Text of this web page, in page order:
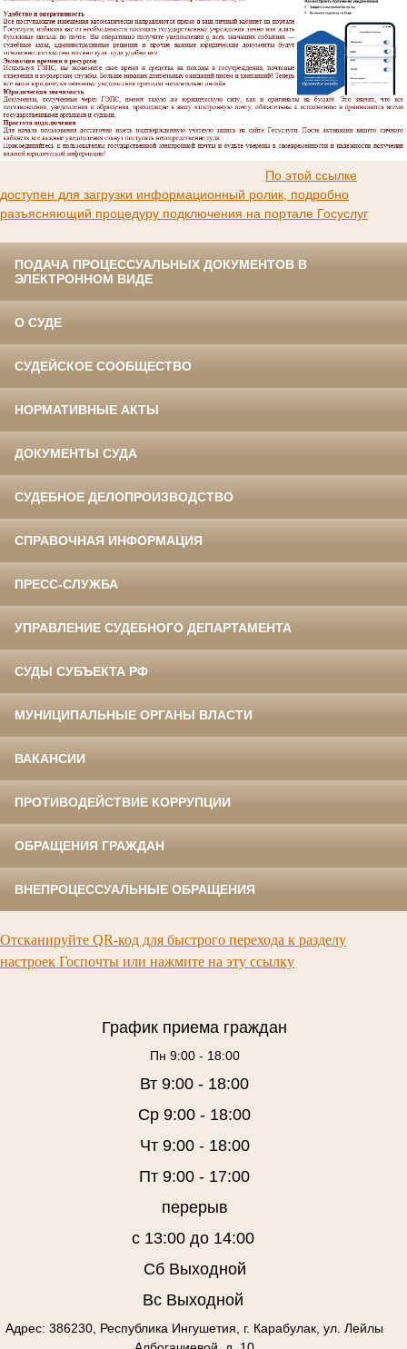
По этой ссылке
доступен для загрузки информационный ролик, подробно
разъясняющий процедуру подключения на портале Госуслуг
ПОДАЧА ПРОЦЕССУАЛЬНЫХ ДОКУМЕНТОВ В
ЭЛЕКТРОННОМ ВИДЕ
О СУДЕ
СУДЕЙСКОЕ СООБЩЕСТВО
НОРМАТИВНЫЕ АКТЫ
ДОКУМЕНТЫ СУДА
СУДЕБНОЕ ДЕЛОПРОИЗВОДСТВО
СПРАВОЧНАЯ ИНФОРМАЦИЯ
ПРЕСС-СЛУЖБА
УПРАВЛЕНИЕ СУДЕБНОГО ДЕПАРТАМЕНТА
СУДЫ СУБЪЕКТА РФ
МУНИЦИПАЛЬНЫЕ ОРГАНЫ ВЛАСТИ
ВАКАНСИИ
ПРОТИВОДЕЙСТВИЕ КОРРУПЦИИ
ОБРАЩЕНИЯ ГРАЖДАН
ВНЕПРОЦЕССУАЛЬНЫЕ ОБРАЩЕНИЯ
Отсканируйте QR-код для быстрого перехода к разделу
настроек Госпочты или нажмите на эту ссылку
График приема граждан
Пн 9:00 - 18:00
Вт 9:00 - 18:00
Ср 9:00 - 18:00
Чт 9:00 - 18:00
Пт 9:00 - 17:00
перерыв
с 13:00 до 14:00
Сб Выходной
Вс Выходной
Адрес: 386230, Республика Ингушетия, г. Карабулак, ул. Лейлы